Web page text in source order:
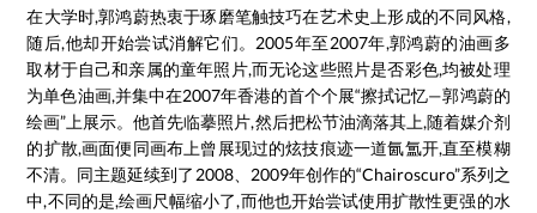
在大学时,郭鸿蔚热衷于琢磨笔触技巧在艺术史上形成的不同风格,
随后,他却开始尝试消解它们。2005年至2007年,郭鸿蔚的油画多
取材于自己和亲属的童年照片,而无论这些照片是否彩色,均被处理
为单色油画,并集中在2007年香港的首个个展“擦拭记忆—郭鸿蔚的
绘画”上展示。他首先临摹照片,然后把松节油滴落其上,随着媒介剂
的扩散,画面便同画布上曾展现过的炫技痕迹一道氤氲开,直至模糊
不清。同主题延续到了2008、2009年创作的“Chairoscuro”系列之
中,不同的是,绘画尺幅缩小了,而他也开始尝试使用扩散性更强的水